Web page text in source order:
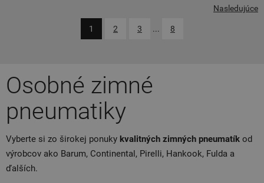
1 2 3 ... 8
Nasledujúce
Osobné zimné
pneumatiky
Vyberte si zo širokej ponuky kvalitných zimných pneumatík od
výrobcov ako Barum, Continental, Pirelli, Hankook, Fulda a
ďalších.